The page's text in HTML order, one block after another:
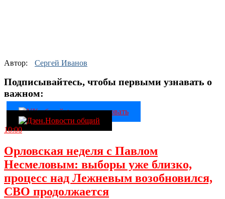
Автор: Сергей Иванов
Подписывайтесь, чтобы первыми узнавать о
важном:
10:00
Орловская неделя с Павлом
Несмеловым: выборы уже близко,
процесс над Лежневым возобновился,
СВО продолжается